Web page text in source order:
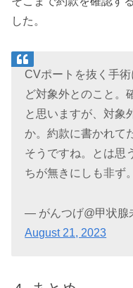
した。
CVポートを抜く手
ど対象外とのこと。
と思いますが、対象
か。約款に書かれて
そうですね。とは思
ちが無きにしも非ず。
— がんつげ@甲状腺
August 21, 2023